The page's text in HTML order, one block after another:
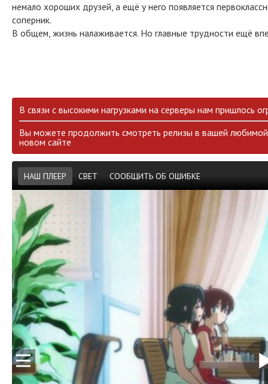
немало хороших друзей, а ещё у него появляется
соперник.
В общем, жизнь налаживается. Но главные трудности ещё
В связи с высокими нагрузками на серверы нам пришлось
Вы можете продолжить смотреть релизы в вашей
новом сайте
НАШ ПЛЕЕР СВЕТ СООБЩИТЬ ОБ ОШИБКЕ